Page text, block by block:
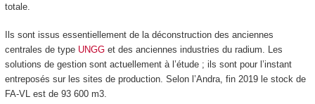
totale.
Ils sont issus essentiellement de la déconstruction des anciennes
centrales de type UNGGet des anciennes industries du radium. Les
solutions de gestion sont actuellement à l’étude ; ils sont pour l’instant
entreposés sur les sites de production. Selon l’Andra, fin 2019 le stock de
FA-VL est de 93 600 m3.